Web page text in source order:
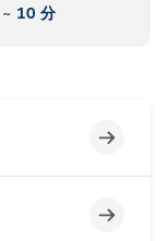
~ 10 分
未完了
未完了